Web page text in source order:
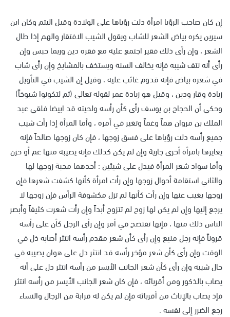
إن كان صاحب الرؤيا امرأة دلت رؤياها على الولادة وقيل اليتم وكان ابن
سيرين يكره بياض الشعر للشاب ويقول الشيب الافتقار والهم إذا طال
الشعر ، وإن رأى ذلك فقير اجتمع عليه مع فقره دين وربما حبس وإن
رأى أنه نتف شيبه فإنه يخالف السنة ويستخف بالمشايخ وإن رأى شاب
في شعره بياض فإنه قدوم غائب عليه ، وقيل إن الشيب في التأويل
زيادة وقار ودين ، وقيل هو زيادة عمر لقوله تعالى (ثم لتكونوا شيوخاً)
وحكي أن الحجاج بن يوسف رأى كأن رأسه ولحيته قد ابيضا فلقي عبد
الملك بن مروان هماً وغماً وتغير في أمره ، وأما المرأة إذا رأت شيب
جميع رأسه دلت رؤياها على فسق زوجها ، فإن كان زوجها صالحاً فإنه
يغايرها بامرأة أخرى جارية وإن لم يكن كذلك فإنه يصيبه منها غم أو حزن
وأما سواد شعر المرأة فيدل على شيئين : أحدهما محبة زوجها لها
والثاني استقامة أحوال زوجها وإن رأت امرأة كأنها كشفت شعرها فإن
زوجها يغيب عنها وإن رأت كأنها لم تزل مكشوفة الرأس فإن زوجها لا
يرجع إليها وإن لم يكن لها زوج لم تتزوج أبداً وإن رأت شعرت كثيفاً وأبصر
الناس ذلك منها ، فإنها تفتضح في أمر وإن رأى الرجل كأن على رأسه
قروناً فإنه رجل منيع وإن رأى كأن شعر مقدم رأسه انتثر أصابه ذل في
الوقت وإن رأى كأن شعر مؤخر رأسه قد انتثر دل على هوان يصيبه في
حال شيبه وإن رأى كأن شعر الجانب الأيسر من رأسه انتثر دل على أنه
يصاب بالذكور ومن أقربائه ، فإن كان شعر الجانب الأيسر من رأسه انتثر
فإذ يصاب بالإناث من أقربائه فإن لم يكن له قرابة من الرجال والنساء
رجع الضرر إلى نفسه .